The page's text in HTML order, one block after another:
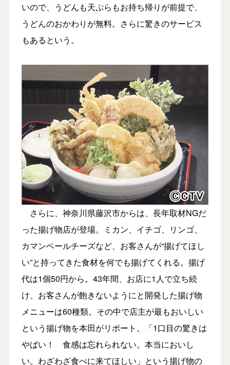
いので、うどんも天ぷらもお持ち帰りが前提で、
うどんのおかわりが無料。さらに驚きのサービス
もあるという。
さらに、神奈川県藤沢市からは、長年取材NGだ
った揚げ物店が登場。ミカン、イチゴ、リンゴ、
カマンベールチーズなど、お客さんが“揚げてほし
い”と持ってきた食材を何でも揚げてくれる。揚げ
代は1個50円から。43年間、お店に1人で立ち続
け、お客さんが飽きないようにと開発した揚げ物
メニューは60種類。その中で店主が最もおいしい
という揚げ物を本田がリポート。「1口目の驚きは
やばい！ 食感は忘れられない。本当においし
い。わざわざ食べに来てほしい」という揚げ物の